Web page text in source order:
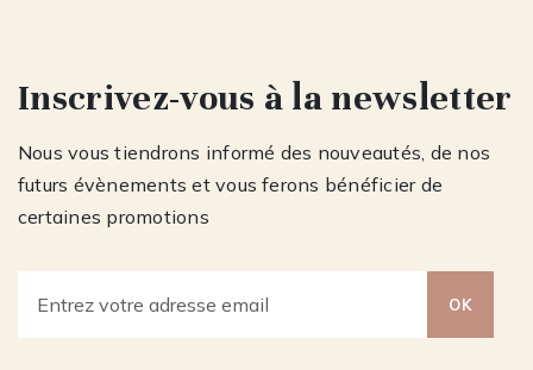
Inscrivez-vous à la newsletter
Nous vous tiendrons informé des nouveautés, de nos
futurs évènements et vous ferons bénéficier de
certaines promotions
OK